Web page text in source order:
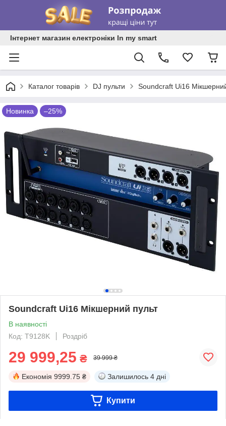
Інтернет магазин електроніки In my smart
Каталог товарів DJ пульти Soundcraft Ui16
Новинка –25%
Soundcraft Ui16 Мікшерний пульт
В наявності
Код: T9128K
Роздріб
29 999,25 ₴ 39 999 ₴
Економія 9999.75 ₴ Залишилось 4 дні
Купити